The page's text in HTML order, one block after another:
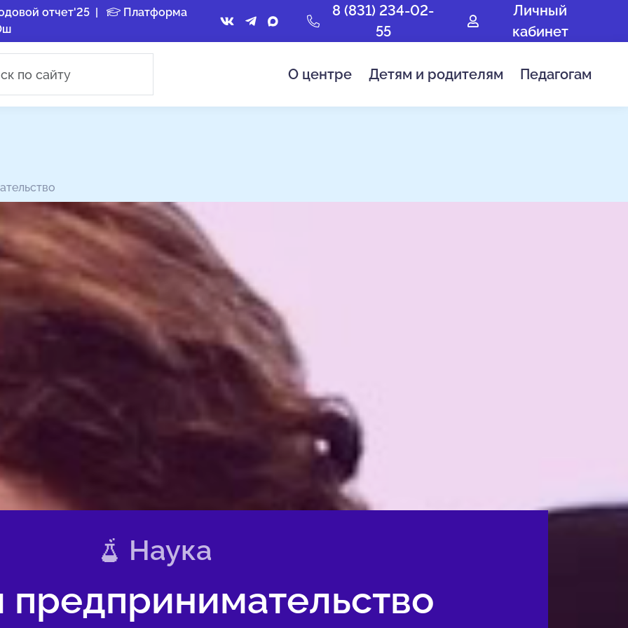
отчет'25|
Платформа
8 (831) 234-02-
55
Личный
кабинет
О центре Детям и родителям Педагогам
Наука
предпринимательство